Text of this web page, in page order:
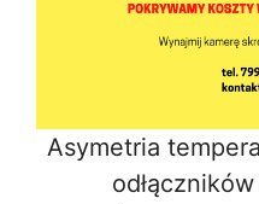
Asymetria